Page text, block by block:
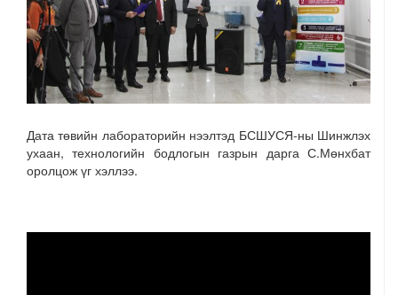
Дата төвийн лабораторийн нээлтэд БСШУСЯ-ны Шинжлэх
ухаан, технологийн бодлогын газрын дарга С.Мөнхбат
оролцож үг хэллээ.